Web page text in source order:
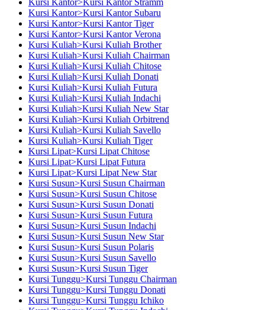
Kursi Kantor>Kursi Kantor Stramm
Kursi Kantor>Kursi Kantor Subaru
Kursi Kantor>Kursi Kantor Tiger
Kursi Kantor>Kursi Kantor Verona
Kursi Kuliah>Kursi Kuliah Brother
Kursi Kuliah>Kursi Kuliah Chairman
Kursi Kuliah>Kursi Kuliah Chitose
Kursi Kuliah>Kursi Kuliah Donati
Kursi Kuliah>Kursi Kuliah Futura
Kursi Kuliah>Kursi Kuliah Indachi
Kursi Kuliah>Kursi Kuliah New Star
Kursi Kuliah>Kursi Kuliah Orbitrend
Kursi Kuliah>Kursi Kuliah Savello
Kursi Kuliah>Kursi Kuliah Tiger
Kursi Lipat>Kursi Lipat Chitose
Kursi Lipat>Kursi Lipat Futura
Kursi Lipat>Kursi Lipat New Star
Kursi Susun>Kursi Susun Chairman
Kursi Susun>Kursi Susun Chitose
Kursi Susun>Kursi Susun Donati
Kursi Susun>Kursi Susun Futura
Kursi Susun>Kursi Susun Indachi
Kursi Susun>Kursi Susun New Star
Kursi Susun>Kursi Susun Polaris
Kursi Susun>Kursi Susun Savello
Kursi Susun>Kursi Susun Tiger
Kursi Tunggu>Kursi Tunggu Chairman
Kursi Tunggu>Kursi Tunggu Donati
Kursi Tunggu>Kursi Tunggu Ichiko